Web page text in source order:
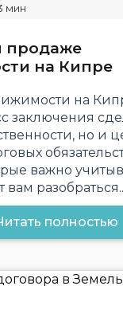
продаже
на Кипре
на
заключения
но и
важно
вам разобраться..
полностью